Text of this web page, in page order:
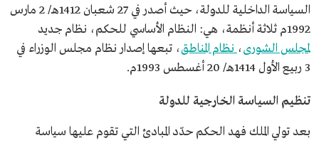
السياسة الداخلية للدولة، حيث أصدر في 27 شعبان 1412هـ/ 2 مارس
1992م ثلاثة أنظمة، هي: النظام الأساسي للحكم، نظام جديد
لمجلس الشورى، نظام المناطق، تبعها إصدار نظام مجلس الوزراء في
3 ربيع الأول 1414هـ/ 20 أغسطس 1993م.
تنظيم السياسة الخارجية للدولة
بعد تولي الملك فهد الحكم حدّد المبادئ التي تقوم عليها سياسة